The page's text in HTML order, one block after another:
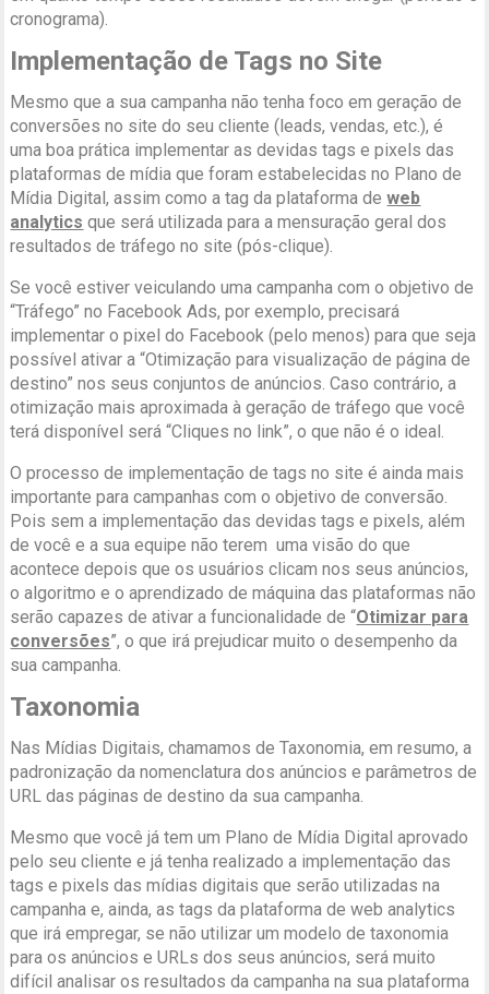
cronograma).
Implementação de Tags no Site
Mesmo que a sua campanha não tenha foco em geração de
conversões no site do seu cliente (leads, vendas, etc.), é
uma boa prática implementar as devidas tags e pixels das
plataformas de mídia que foram estabelecidas no Plano de
Mídia Digital, assim como a tag da plataforma deweb
analytics que será utilizada para a mensuração geral dos
resultados de tráfego no site (pós-clique).
Se você estiver veiculando uma campanha com o objetivo de
“Tráfego” no Facebook Ads, por exemplo, precisará
implementar o pixel do Facebook (pelo menos) para que seja
possível ativar a “Otimização para visualização de página de
destino” nos seus conjuntos de anúncios. Caso contrário, a
otimização mais aproximada à geração de tráfego que você
terá disponível será “Cliques no link”, o que não é o ideal.
O processo de implementação de tags no site é ainda mais
importante para campanhas com o objetivo de conversão.
Pois sem a implementação das devidas tags e pixels, além
de você e a sua equipe não terem uma visão do que
acontece depois que os usuários clicam nos seus anúncios,
o algoritmo e o aprendizado de máquina das plataformas não
serão capazes de ativar a funcionalidade de “Otimizar para
conversões”, o que irá prejudicar muito o desempenho da
sua campanha.
Taxonomia
Nas Mídias Digitais, chamamos de Taxonomia, em resumo, a
padronização da nomenclatura dos anúncios e parâmetros de
URL das páginas de destino da sua campanha.
Mesmo que você já tem um Plano de Mídia Digital aprovado
pelo seu cliente e já tenha realizado a implementação das
tags e pixels das mídias digitais que serão utilizadas na
campanha e, ainda, as tags da plataforma de web analytics
que irá empregar, se não utilizar um modelo de taxonomia
para os anúncios e URLs dos seus anúncios, será muito
difícil analisar os resultados da campanha na sua plataforma